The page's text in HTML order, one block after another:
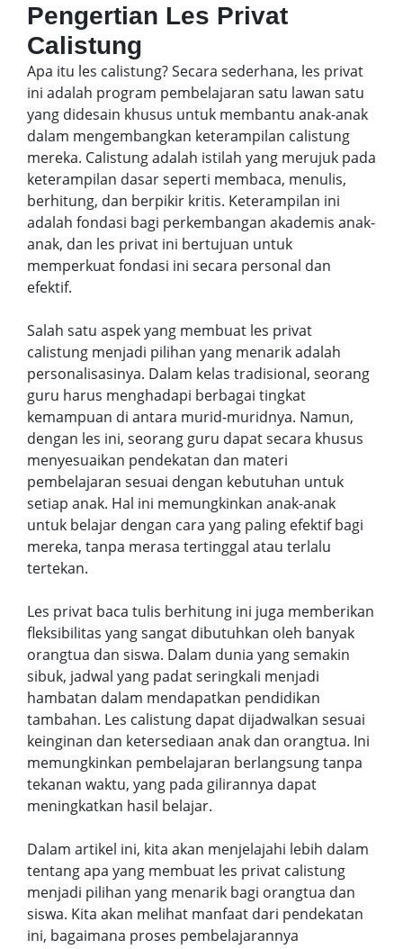
Pengertian Les Privat
Calistung
Apa itu les calistung? Secara sederhana, les privat
ini adalah program pembelajaran satu lawan satu
yang didesain khusus untuk membantu anak-anak
dalam mengembangkan keterampilan calistung
mereka. Calistung adalah istilah yang merujuk pada
keterampilan dasar seperti membaca, menulis,
berhitung, dan berpikir kritis. Keterampilan ini
adalah fondasi bagi perkembangan akademis anak-
anak, dan les privat ini bertujuan untuk
memperkuat fondasi ini secara personal dan
efektif.
Salah satu aspek yang membuat les privat
calistung menjadi pilihan yang menarik adalah
personalisasinya. Dalam kelas tradisional, seorang
guru harus menghadapi berbagai tingkat
kemampuan di antara murid-muridnya. Namun,
dengan les ini, seorang guru dapat secara khusus
menyesuaikan pendekatan dan materi
pembelajaran sesuai dengan kebutuhan untuk
setiap anak. Hal ini memungkinkan anak-anak
untuk belajar dengan cara yang paling efektif bagi
mereka, tanpa merasa tertinggal atau terlalu
tertekan.
Les privat baca tulis berhitung ini juga memberikan
fleksibilitas yang sangat dibutuhkan oleh banyak
orangtua dan siswa. Dalam dunia yang semakin
sibuk, jadwal yang padat seringkali menjadi
hambatan dalam mendapatkan pendidikan
tambahan. Les calistung dapat dijadwalkan sesuai
keinginan dan ketersediaan anak dan orangtua. Ini
memungkinkan pembelajaran berlangsung tanpa
tekanan waktu, yang pada gilirannya dapat
meningkatkan hasil belajar.
Dalam artikel ini, kita akan menjelajahi lebih dalam
tentang apa yang membuat les privat calistung
menjadi pilihan yang menarik bagi orangtua dan
siswa. Kita akan melihat manfaat dari pendekatan
ini, bagaimana proses pembelajarannya